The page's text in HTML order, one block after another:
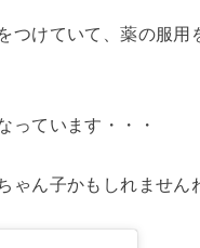
つけていて、薬の服用
っています・・・
ん子かもしれません